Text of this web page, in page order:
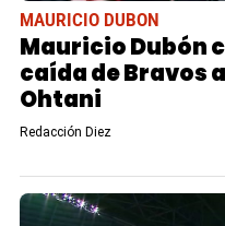
MAURICIO DUBON
Mauricio Dubón
caída de Bravos
Ohtani
Redacción Diez